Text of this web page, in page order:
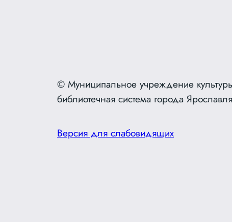
© Муниципальное учреждение
библиотечная система города
Версия для слабовидящих